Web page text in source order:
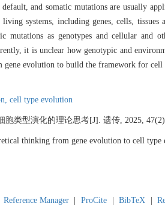
and somatic mutations are usually
systems, including genes, cells, tissues
mutations as genotypes and cellular and
it is unclear how genotypic and
evolution to build the framework for
cell type evolution
类型演化的理论思考[J]. 遗传, 2025,
thinking from gene evolution to cell
Reference Manager ProCite BibTeX